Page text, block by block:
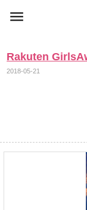
Rakuten
2018-05-21